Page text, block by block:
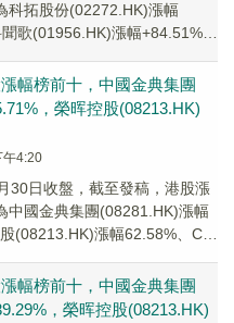
科拓股份(02272.HK)漲幅
歌(01956.HK)漲幅+84.51%、
漲幅榜前十，中國金典集團
，榮晖控股(08213.HK)
午4:20
30日收盤，截至發稿，港股漲
中國金典集團(08281.HK)漲幅
(08213.HK)漲幅62.58%、CHI
漲幅榜前十，中國金典集團
，榮晖控股(08213.HK)